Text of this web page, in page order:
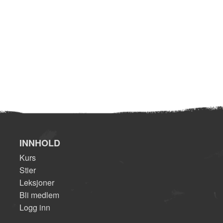
INNHOLD
Kurs
Stier
Leksjoner
Bli medlem
Logg inn